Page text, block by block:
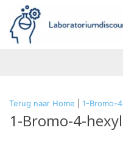
Terug naar Home 1-Bromo-
1-Bromo-4-